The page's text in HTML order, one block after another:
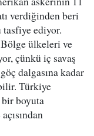
verdiğinden beri
tasfiye ediyor.
ülkeleri ve
çünkü iç savaş
dalgasına kadar
Türkiye
bir boyuta